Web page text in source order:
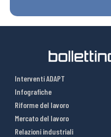
Interventi ADAPT
Infografiche
Riforme del lavoro
Mercato del lavoro
Relazioni industriali